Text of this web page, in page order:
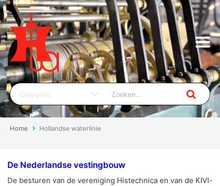
Home Hollandse waterlinie
De Nederlandse vestingbouw
De besturen van de vereniging Histechnica en van de KIVI-